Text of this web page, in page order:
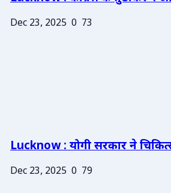
Dec 23, 2025 0 73
Lucknow : योगी सरकार ने
Dec 23, 2025 0 79